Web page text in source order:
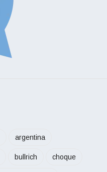
argentina
bullrich choque